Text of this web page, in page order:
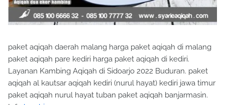
paket aqiqah daerah malang harga paket aqiqah di malang
paket aqiqah pare kediri harga paket aqiqah di kediri.
Layanan Kambing Aqiqah di Sidoarjo 2022 Buduran. paket
aqiqah al kautsar aqiqah kediri (nurul hayat) kediri jawa timur
paket aqiqah nurul hayat tuban paket aqiqah banjarmasin.